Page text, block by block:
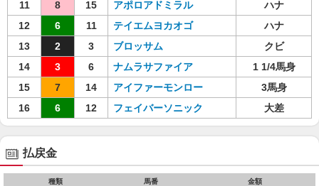
11
8 15 アポロアドミラル
ハナ
12
6 11 テイエムヨカオゴ
ハナ
13
2 3 ブロッサム
クビ
14
3 6 ナムラサファイア
1 1/4馬身
15
7 14 アイファーモンロー
3馬身
16
6 12 フェイバーソニック 大差
払戻金
種類 馬番 金額